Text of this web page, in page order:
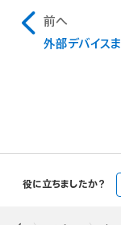
前へ
外部デバイス
役に立ちましたか？